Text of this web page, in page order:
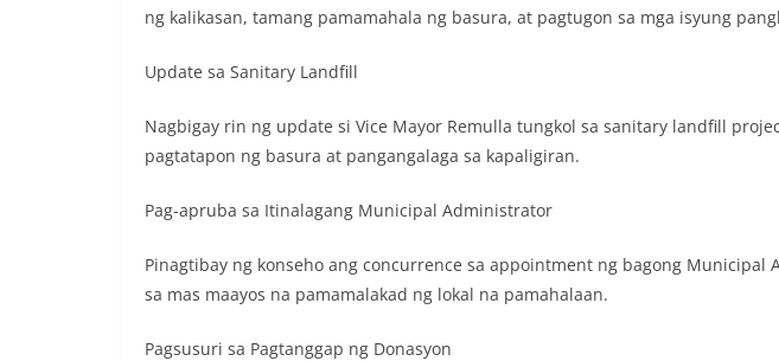
ng kalikasan, tamang pamamahala ng basura, at pagtugon sa mga isyung
Update sa Sanitary Landfill
Nagbigay rin ng update si Vice Mayor Remulla tungkol sa sanitary landfill
pagtatapon ng basura at pangangalaga sa kapaligiran.
Pag-apruba sa Itinalagang Municipal Administrator
Pinagtibay ng konseho ang concurrence sa appointment ng bagong
sa mas maayos na pamamalakad ng lokal na pamahalaan.
Pagsusuri sa Pagtanggap ng Donasyon